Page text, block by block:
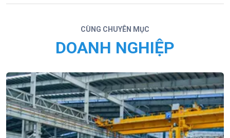
CÙNG CHUYÊN MỤC
DOANH NGHIỆP